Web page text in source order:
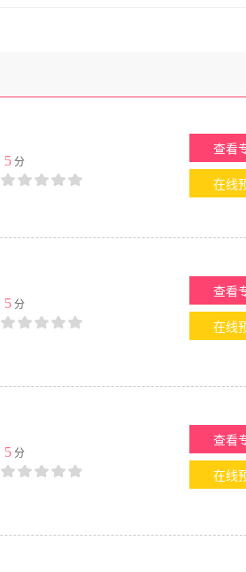
5 分
查看
在线
5 分
查看
在线
5 分
查看
在线